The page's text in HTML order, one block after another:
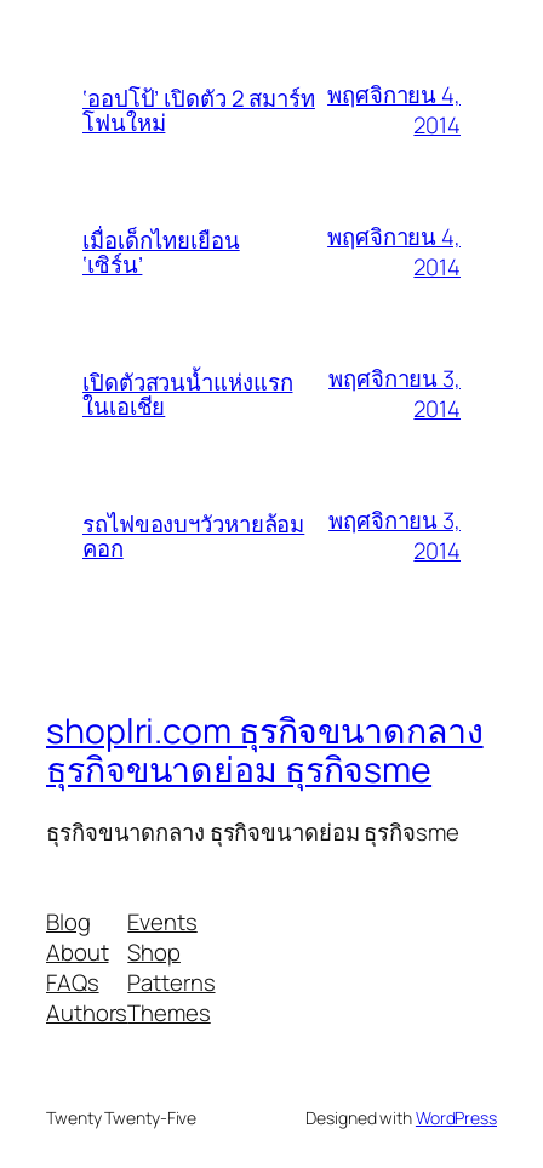
‘ออปโป้’ เปิดตัว 2 สมาร์ท
โฟนใหม่
พฤศจิกายน 4,
2014
เมื่อเด็กไทยเยือน
‘เซิร์น’
พฤศจิกายน 4,
2014
เปิดตัวสวนน้ำแห่งแรก
ในเอเชีย
พฤศจิกายน 3,
2014
รถไฟของบฯวัวหายล้อม
คอก
พฤศจิกายน 3,
2014
shoplri.com ธุรกิจขนาดกลาง
ธุรกิจขนาดย่อม ธุรกิจsme
ธุรกิจขนาดกลาง ธุรกิจขนาดย่อม ธุรกิจsme
Blog
About
FAQs
Authors
Events
Shop
Patterns
Themes
Twenty Twenty-Five Designed withWordPress